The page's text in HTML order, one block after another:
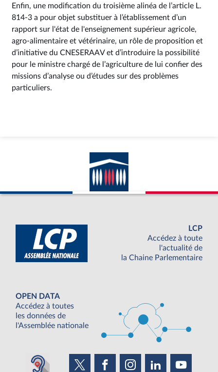
Enfin, une modification du troisième alinéa de l’article L.
814-3 a pour objet substituer à l’établissement d’un
rapport sur l'état de l'enseignement supérieur agricole,
agro-alimentaire et vétérinaire, un rôle de proposition et
d’initiative du CNESERAAV et d’introduire la possibilité
pour le ministre chargé de l’agriculture de lui confier des
missions d’analyse ou d’études sur des problèmes
particuliers.
LCP
Accédez à toute
l'actualité de
la Chaine Parlementaire
OPEN DATA
Accédez à toutes
les données de
l'Assemblée nationale